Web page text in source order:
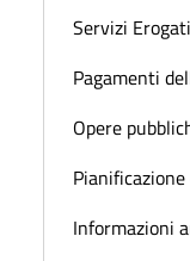
Servizi Erogati
Pagamenti
Opere
Informazioni